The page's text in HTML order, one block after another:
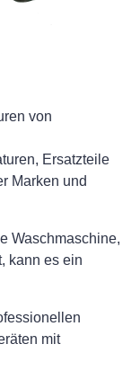
von
Ersatzteile
Marken und
Waschmaschine,
kann es ein
mit